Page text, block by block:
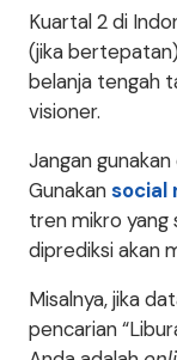
Kuartal 2 di
(jika
belanja tengah
visioner.
Jangan
Gunakansocial
tren mikro yang
diprediksi akan
Misalnya, jika
pencarian